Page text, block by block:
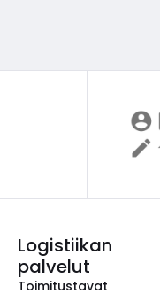
Logistiikan
palvelut
Toimitustavat